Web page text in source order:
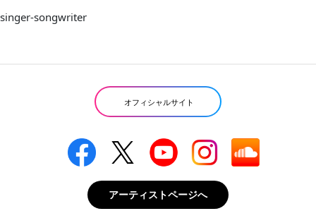
singer-songwriter
オフィシャルサイト
アーティストページへ